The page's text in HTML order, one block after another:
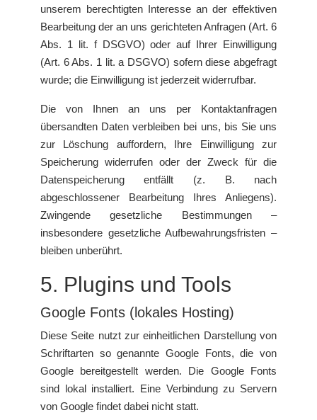
unserem berechtigten Interesse an der effektiven
Bearbeitung der an uns gerichteten Anfragen (Art. 6
Abs. 1 lit. f DSGVO) oder auf Ihrer Einwilligung
(Art. 6 Abs. 1 lit. a DSGVO) sofern diese abgefragt
wurde; die Einwilligung ist jederzeit widerrufbar.
Die von Ihnen an uns per Kontaktanfragen
übersandten Daten verbleiben bei uns, bis Sie uns
zur Löschung auffordern, Ihre Einwilligung zur
Speicherung widerrufen oder der Zweck für die
Datenspeicherung entfällt (z. B. nach
abgeschlossener Bearbeitung Ihres Anliegens).
Zwingende gesetzliche Bestimmungen –
insbesondere gesetzliche Aufbewahrungsfristen –
bleiben unberührt.
5. Plugins und Tools
Google Fonts (lokales Hosting)
Diese Seite nutzt zur einheitlichen Darstellung von
Schriftarten so genannte Google Fonts, die von
Google bereitgestellt werden. Die Google Fonts
sind lokal installiert. Eine Verbindung zu Servern
von Google findet dabei nicht statt.